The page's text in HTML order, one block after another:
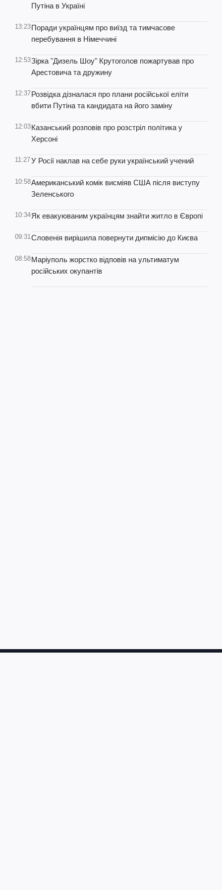
Путіна в Україні
13:23Поради українцям про виїзд та тимчасове
перебування в Німеччині
12:53Зірка "Дизель Шоу" Крутоголов пожартував про
Ареcтовича та дружину
12:37Розвідка дізналася про плани російської еліти
вбити Путіна та кандидата на його заміну
12:03Казанський розповів про розстріл політика у
Херсоні
11:27У Росії наклав на себе руки український учений
10:58Американський комік висміяв США після виступу
Зеленського
10:34Як евакуюваним українцям знайти житло в Європі
09:31Словенія вирішила повернути дипмісію до Києва
08:58Маріуполь жорстко відповів на ультиматум
російських окупантів